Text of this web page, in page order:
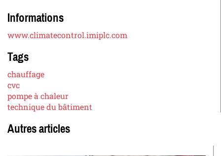
Informations
www.climatecontrol.imiplc.com
Tags
chauffage
cvc
pompe à chaleur
technique du bâtiment
Autres articles